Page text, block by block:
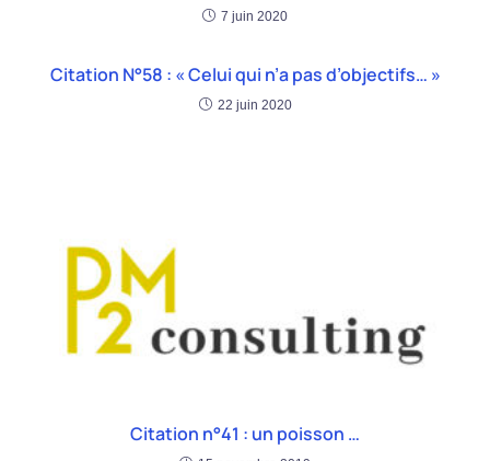
7 juin 2020
Citation N°58 : « Celui qui n’a pas d’objectifs… »
22 juin 2020
Citation n°41 : un poisson …